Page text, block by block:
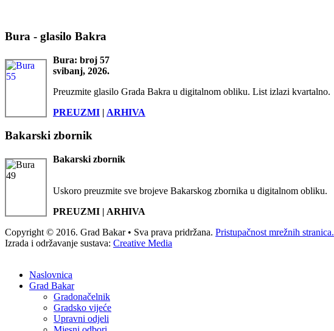
Bura - glasilo Bakra
Bura: broj 57
svibanj, 2026.
Preuzmite glasilo Grada Bakra u digitalnom obliku. List izlazi kvartalno.
PREUZMI | ARHIVA
Bakarski zbornik
Bakarski zbornik
Uskoro preuzmite sve brojeve Bakarskog zbornika u digitalnom obliku.
PREUZMI | ARHIVA
Copyright © 2016. Grad Bakar • Sva prava pridržana. Pristupačnost mrežnih stranica.
Izrada i održavanje sustava: Creative Media
Naslovnica
Grad Bakar
Gradonačelnik
Gradsko vijeće
Upravni odjeli